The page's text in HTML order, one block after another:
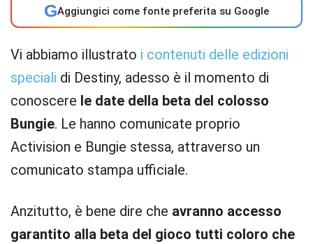
GAggiungici come fonte preferita su Google
Vi abbiamo illustrato i contenuti delle edizioni
speciali di Destiny, adesso è il momento di
conoscere le date della beta del colosso
Bungie. Le hanno comunicate proprio
Activision e Bungie stessa, attraverso un
comunicato stampa ufficiale.
Anzitutto, è bene dire che avranno accesso
garantito alla beta del gioco tutti coloro che